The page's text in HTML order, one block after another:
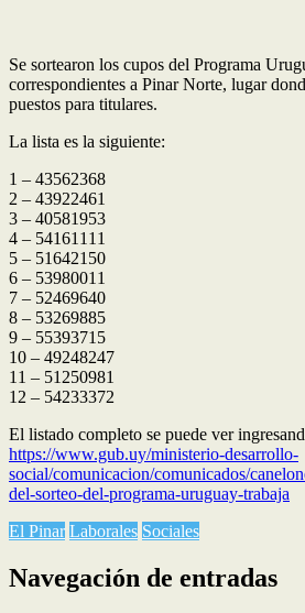
Se sortearon los cupos del Programa
correspondientes a Pinar Norte, lugar
puestos para titulares.
La lista es la siguiente:
1 – 43562368
2 – 43922461
3 – 40581953
4 – 54161111
5 – 51642150
6 – 53980011
7 – 52469640
8 – 53269885
9 – 55393715
10 – 49248247
11 – 51250981
12 – 54233372
El listado completo se puede ver
https://www.gub.uy/ministerio-desarrollo-
social/comunicacion/comunicados/
del-sorteo-del-programa-uruguay-trabaja
El Pinar Laborales Sociales
Navegación de entradas